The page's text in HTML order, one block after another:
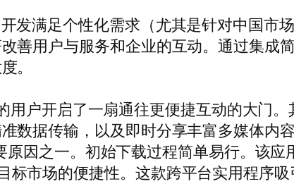
发满足个性化需求（尤其是针对中国市
善用户与服务和企业的互动。通过集成
。
户开启了一扇通往更便捷互动的大门
数据传输，以及即时分享丰富多媒体内
因之一。初始下载过程简单易行。该
市场的便捷性。这款跨平台实用程序